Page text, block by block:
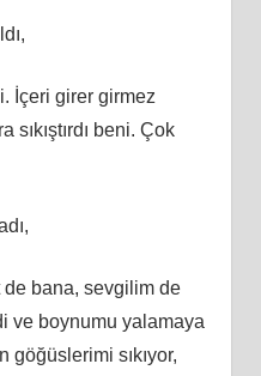
İçeri girer girmez
sıkıştırdı beni. Çok
de bana, sevgilim de
ve boynumu yalamaya
göğüslerimi sıkıyor,